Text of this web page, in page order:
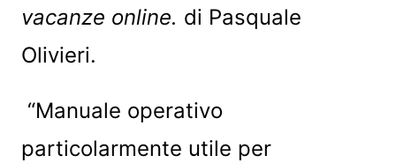
vacanze online. di Pasquale
Olivieri.
“Manuale operativo
particolarmente utile per